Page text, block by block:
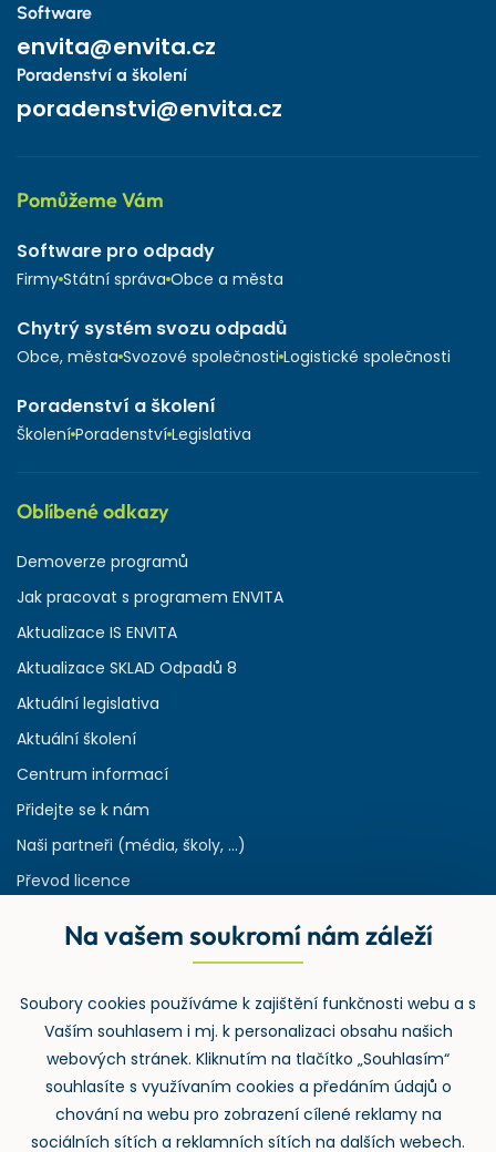
Software
envita@envita.cz
Poradenství a školení
poradenstvi@envita.cz
Pomůžeme Vám
Software pro odpady
Firmy Státní správa Obce a města
Chytrý systém svozu odpadů
Obce, města Svozové společnosti Logistické společnosti
Poradenství a školení
Školení Poradenství Legislativa
Oblíbené odkazy
Demoverze programů
Jak pracovat s programem ENVITA
Aktualizace IS ENVITA
Aktualizace SKLAD Odpadů 8
Aktuální legislativa
Aktuální školení
Centrum informací
Přidejte se k nám
Naši partneři (média, školy, ...)
Převod licence
Rejstřík používaných zkratek v odpadech
Zpětný odběr
Na vašem soukromí nám záleží
Soubory cookies používáme k zajištění funkčnosti webu a s
Vaším souhlasem i mj. k personalizaci obsahu našich
webových stránek. Kliknutím na tlačítko „Souhlasím“
souhlasíte s využívaním cookies a předáním údajů o
chování na webu pro zobrazení cílené reklamy na
sociálních sítích a reklamních sítích na dalších webech.